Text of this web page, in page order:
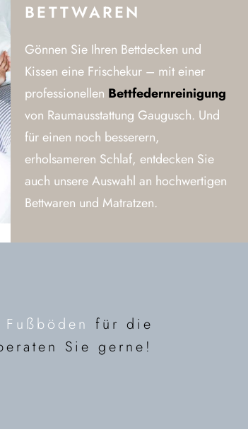
BETTWAREN
Gönnen Sie Ihren Bettdecken und
Kissen eine Frischekur – mit einer
professionellen Bettfedernreinigung
von Raumausstattung Gaugusch. Und
für einen noch besserern,
erholsameren Schlaf, entdecken Sie
auch unsere Auswahl an hochwertigen
Bettwaren und Matratzen.
für die
Sie gerne!